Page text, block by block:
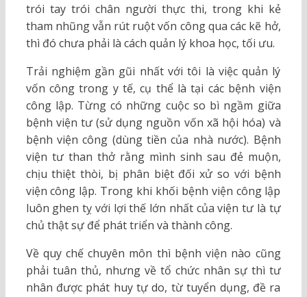
trói tay trói chân người thực thi, trong khi kẻ
tham nhũng vẫn rút ruột vốn công qua các kẽ hở,
thì đó chưa phải là cách quản lý khoa học, tối ưu.
Trải nghiệm gần gũi nhất với tôi là việc quản lý
vốn công trong y tế, cụ thể là tại các bệnh viện
công lập. Từng có những cuộc so bì ngầm giữa
bệnh viện tư (sử dụng nguồn vốn xã hội hóa) và
bệnh viện công (dùng tiền của nhà nước). Bệnh
viện tư than thở rằng mình sinh sau đẻ muộn,
chịu thiệt thòi, bị phân biệt đối xử so với bệnh
viện công lập. Trong khi khối bệnh viện công lập
luôn ghen tỵ với lợi thế lớn nhất của viện tư là tự
chủ thật sự để phát triển và thành công.
Về quy chế chuyên môn thì bệnh viện nào cũng
phải tuân thủ, nhưng về tổ chức nhân sự thì tư
nhân được phát huy tự do, từ tuyển dụng, đề ra